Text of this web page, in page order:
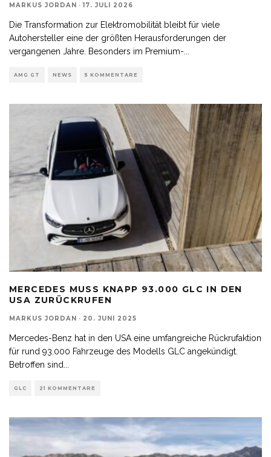
MARKUS JORDAN · 17. JULI 2026
Die Transformation zur Elektromobilität bleibt für viele
Autohersteller eine der größten Herausforderungen der
vergangenen Jahre. Besonders im Premium-
AMG GT NEWS 5 KOMMENTARE
MERCEDES MUSS KNAPP 93.000 GLC IN DEN
USA ZURÜCKRUFEN
MARKUS JORDAN · 20. JUNI 2025
Mercedes-Benz hat in den USA eine umfangreiche Rückrufaktion
für rund 93.000 Fahrzeuge des Modells GLC angekündigt.
Betroffen sind...
GLC 21 KOMMENTARE